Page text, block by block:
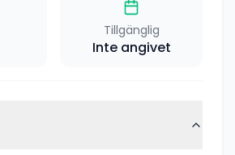
Tillgänglig
Inte angivet